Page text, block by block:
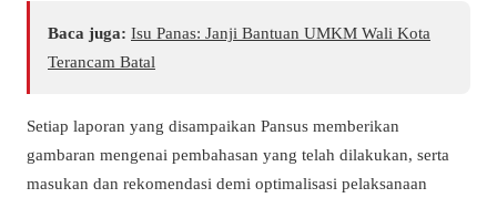
Baca juga: Isu Panas: Janji Bantuan UMKM Wali Kota
Terancam Batal
Setiap laporan yang disampaikan Pansus memberikan
gambaran mengenai pembahasan yang telah dilakukan, serta
masukan dan rekomendasi demi optimalisasi pelaksanaan